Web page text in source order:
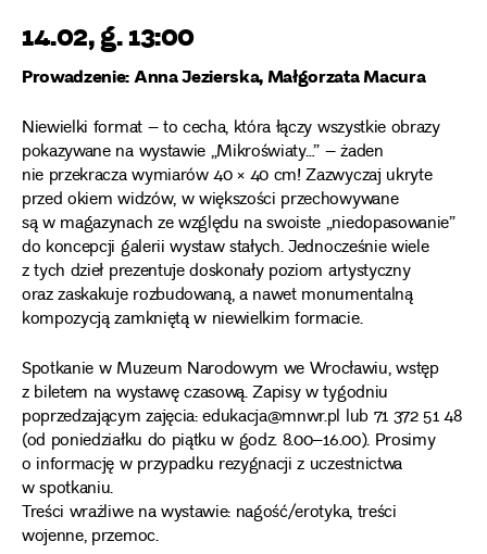
14.02, g. 13:00
Prowadzenie: Anna Jezierska, Małgorzata Macura
Niewielki format – to cecha, która łączy wszystkie obrazy
pokazywane na wystawie „Mikroświaty…” – żaden
nie przekracza wymiarów 40 × 40 cm! Zazwyczaj ukryte
przed okiem widzów, w większości przechowywane
są w magazynach ze względu na swoiste „niedopasowanie”
do koncepcji galerii wystaw stałych. Jednocześnie wiele
z tych dzieł prezentuje doskonały poziom artystyczny
oraz zaskakuje rozbudowaną, a nawet monumentalną
kompozycją zamkniętą w niewielkim formacie.
Spotkanie w Muzeum Narodowym we Wrocławiu, wstęp
z biletem na wystawę czasową. Zapisy w tygodniu
poprzedzającym zajęcia: edukacja@mnwr.pl lub 71 372 51 48
(od poniedziałku do piątku w godz. 8.00–16.00). Prosimy
o informację w przypadku rezygnacji z uczestnictwa
w spotkaniu.
Treści wrażliwe na wystawie: nagość/erotyka, treści
wojenne, przemoc.